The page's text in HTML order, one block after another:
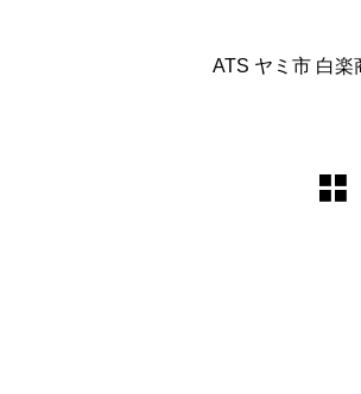
ATS ヤミ市 白楽